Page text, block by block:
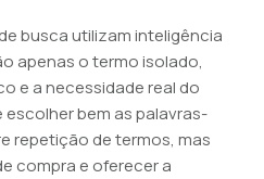
busca utilizam inteligência
apenas o termo isolado,
e a necessidade real do
bem as palavras-
repetição de termos, mas
compra e oferecer a